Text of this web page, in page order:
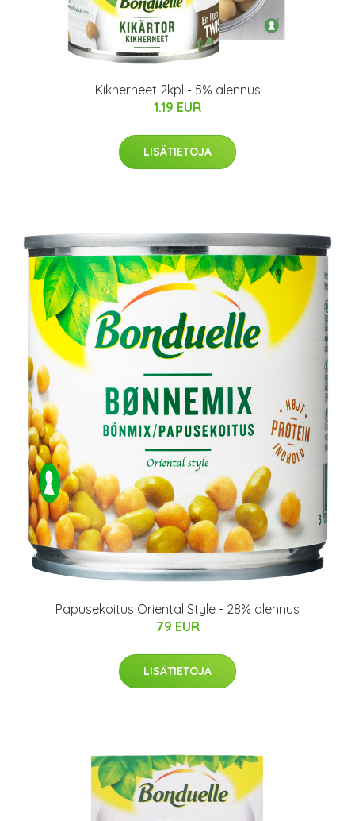
Kikherneet 2kpl - 5% alennus
1.19 EUR
LISÄTIETOJA
Papusekoitus Oriental Style - 28% alennus
79 EUR
LISÄTIETOJA